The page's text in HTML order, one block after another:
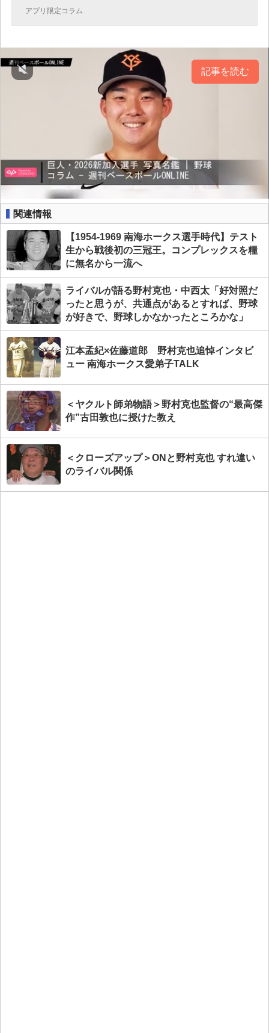
アプリ限定コラム
記事を読む
関連情報
【1954-1969 南海ホークス選手時代】テスト
生から戦後初の三冠王。コンプレックスを糧
に無名から一流へ
ライバルが語る野村克也・中西太「好対照だ
ったと思うが、共通点があるとすれば、野球
が好きで、野球しかなかったところかな」
江本孟紀×佐藤道郎 野村克也追悼インタビ
ュー 南海ホークス愛弟子TALK
＜ヤクルト師弟物語＞野村克也監督の“最高傑
作”古田敦也に授けた教え
＜クローズアップ＞ONと野村克也 すれ違い
のライバル関係